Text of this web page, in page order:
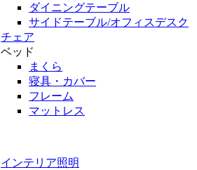
ダイニングテーブル
サイドテーブル/オフィスデスク
チェア
ベッド
まくら
寝具・カバー
フレーム
マットレス
インテリア照明